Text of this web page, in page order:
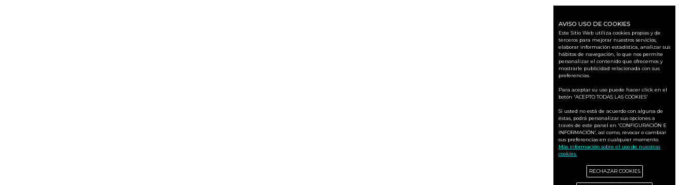
AVISO USO DE COOKIES
Este Sitio Web utiliza cookies propias y de
terceros para mejorar nuestros servicios,
elaborar información estadística, analizar sus
hábitos de navegación, lo que nos permite
personalizar el contenido que ofrecemos y
mostrarle publicidad relacionada con sus
preferencias.
Para aceptar su uso puede hacer click en el
botón 'ACEPTO TODAS LAS COOKIES'
Si usted no está de acuerdo con alguna de
éstas, podrá personalizar sus opciones a
través de este panel en 'CONFIGURACIÓN E
INFORMACIÓN', así como, revocar o cambiar
sus preferencias en cualquier momento.
Más información sobre el uso de nuestras
cookies.
RECHAZAR COOKIES